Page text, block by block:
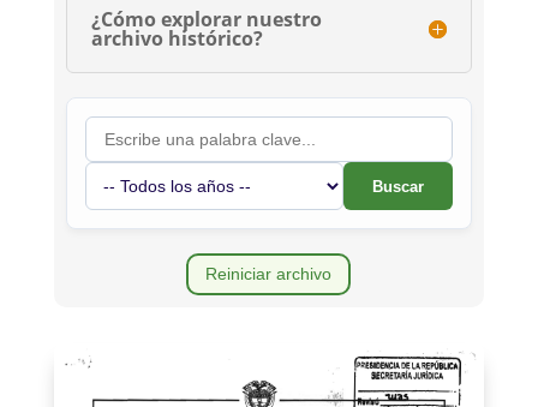
¿Cómo explorar nuestro
archivo histórico?
Buscar
Reiniciar archivo